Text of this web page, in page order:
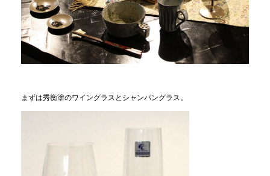
まずは秀衡塗のワイングラスとシャンパングラス。